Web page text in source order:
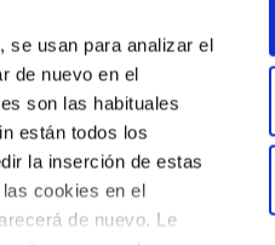
se usan para analizar el
de nuevo en el
son las habituales
están todos los
la inserción de estas
cookies en el
de nuevo. Le
Política de privadesa
Avís legal